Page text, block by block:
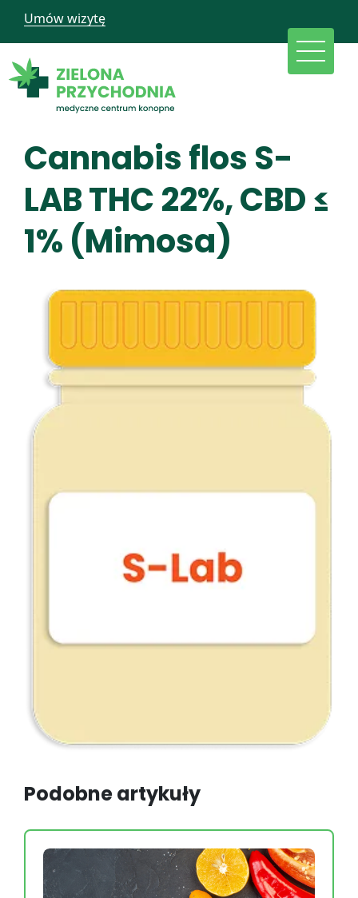
Umów wizytę
Cannabis flos S-
LAB THC 22%, CBD ≤
1% (Mimosa)
Podobne artykuły